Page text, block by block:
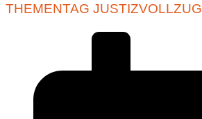
THEMENTAG JUSTIZVOLLZUG